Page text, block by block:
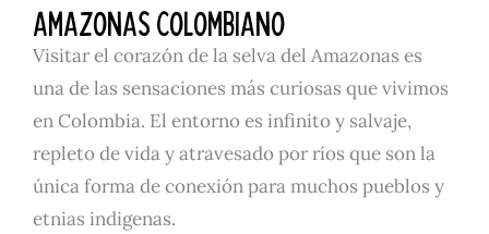
AMAZONAS COLOMBIANO
Visitar el corazón de la selva del Amazonas es
una de las sensaciones más curiosas que vivimos
en Colombia. El entorno es infinito y salvaje,
repleto de vida y atravesado por ríos que son la
única forma de conexión para muchos pueblos y
etnias indigenas.